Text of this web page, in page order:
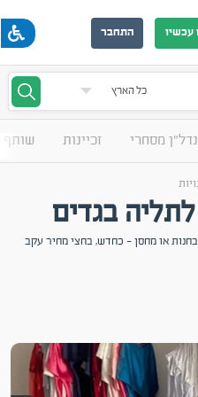
התחבר
נדל"ן מסחרי זכיינות שותף
בגדים
או מחסן - כחדש, בחצי מחיר עקב